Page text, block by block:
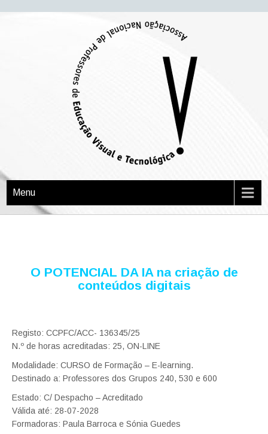
APEVT
Associação Nacional de Professores de Educação Visual e Tecnológica
Menu
O POTENCIAL DA IA na criação de
conteúdos digitais
Registo: CCPFC/ACC- 136345/25
N.º de horas acreditadas: 25, ON-LINE
Modalidade: CURSO de Formação – E-learning.
Destinado a: Professores dos Grupos 240, 530 e 600
Estado: C/ Despacho – Acreditado
Válida até: 28-07-2028
Formadoras: Paula Barroca e Sónia Guedes